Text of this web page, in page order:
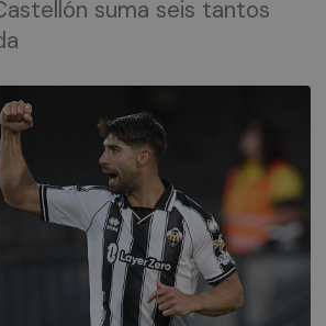
suma seis tantos